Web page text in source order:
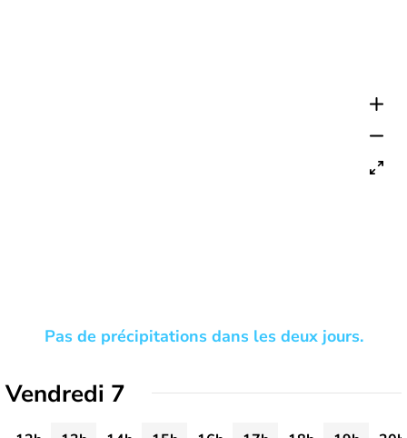
Pas de précipitations dans les deux jours.
Vendredi 7